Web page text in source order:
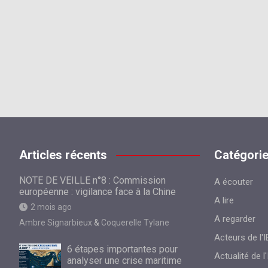
Articles récents
NOTE DE VEILLE n°8 : Commission
européenne : vigilance face à la Chine
2 mois ago
Ambre Signarbieux & Coquerelle Tylane
6 étapes importantes pour
analyser une crise maritime
A écouter
A lire
A regarder
Acteurs de
Actualité de